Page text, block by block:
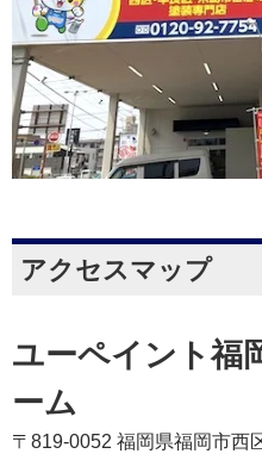
アクセスマップ
ユーペイント福
ーム
〒819-0052 福岡県福岡市西